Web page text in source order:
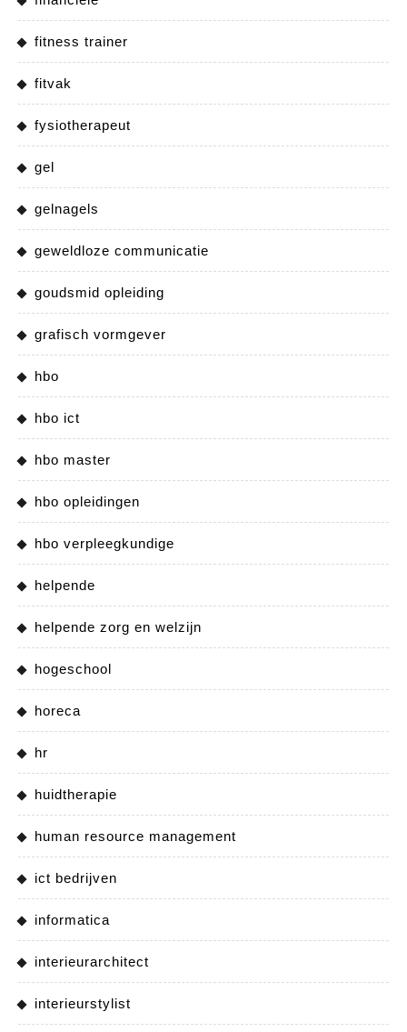
fitness trainer
fitvak
fysiotherapeut
gel
gelnagels
geweldloze communicatie
goudsmid opleiding
grafisch vormgever
hbo
hbo ict
hbo master
hbo opleidingen
hbo verpleegkundige
helpende
helpende zorg en welzijn
hogeschool
horeca
hr
huidtherapie
human resource management
ict bedrijven
informatica
interieurarchitect
interieurstylist